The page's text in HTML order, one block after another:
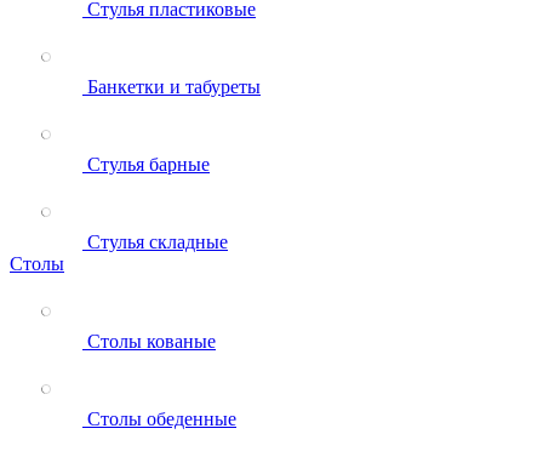
Стулья пластиковые
Банкетки и табуреты
Стулья барные
Стулья складные
Столы
Столы кованые
Столы обеденные